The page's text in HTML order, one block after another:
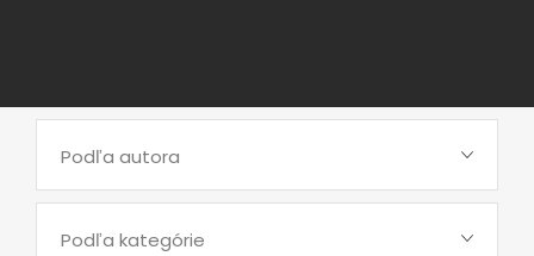
Podľa autora
Podľa kategórie